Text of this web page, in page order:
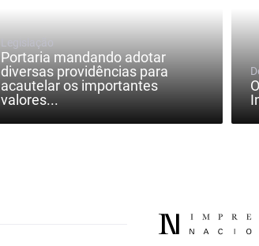
Legislação
Portaria mandando adotar
diversas providências para
acautelar os importantes
valores...